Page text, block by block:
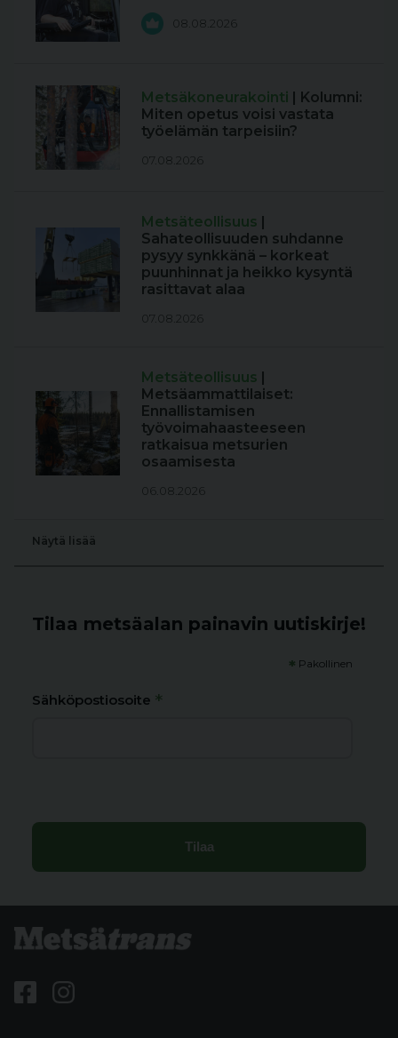
08.08.2026
Metsäkoneurakointi | Kolumni:
Miten opetus voisi vastata
työelämän tarpeisiin?
07.08.2026
Metsäteollisuus |
Sahateollisuuden suhdanne
pysyy synkkänä – korkeat
puunhinnat ja heikko kysyntä
rasittavat alaa
07.08.2026
Metsäteollisuus |
Metsäammattilaiset:
Ennallistamisen
työvoimahaasteeseen
ratkaisua metsurien
osaamisesta
06.08.2026
Näytä lisää
Tilaa metsäalan painavin uutiskirje!
* Pakollinen
Sähköpostiosoite *